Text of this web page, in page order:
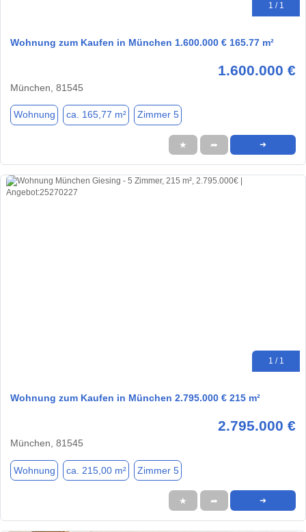
1 / 1
Wohnung zum Kaufen in München 1.600.000 € 165.77 m²
1.600.000 €
München, 81545
Wohnung ca. 165,77 m² Zimmer 5
★ ➦ ➜
1 / 1
Wohnung zum Kaufen in München 2.795.000 € 215 m²
2.795.000 €
München, 81545
Wohnung ca. 215,00 m² Zimmer 5
★ ➦ ➜